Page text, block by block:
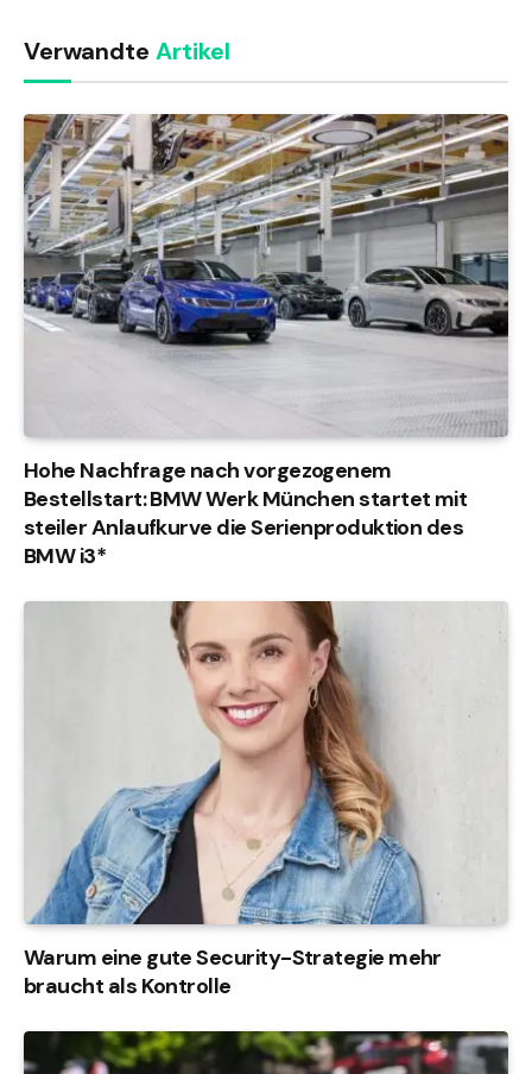
Verwandte Artikel
Hohe Nachfrage nach vorgezogenem
Bestellstart: BMW Werk München startet mit
steiler Anlaufkurve die Serienproduktion des
BMW i3*
Warum eine gute Security-Strategie mehr
braucht als Kontrolle